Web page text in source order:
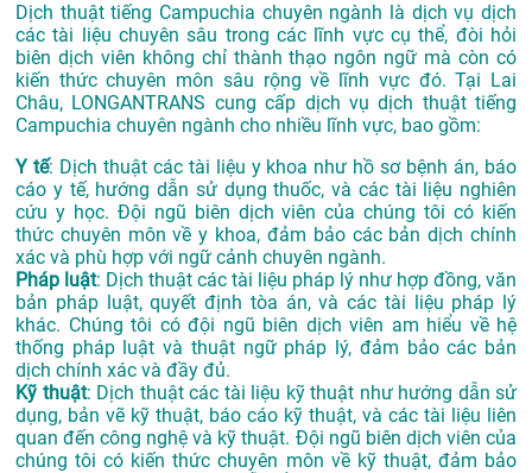
Dịch thuật tiếng Campuchia chuyên ngành là dịch vụ dịch
các tài liệu chuyên sâu trong các lĩnh vực cụ thể, đòi hỏi
biên dịch viên không chỉ thành thạo ngôn ngữ mà còn có
kiến thức chuyên môn sâu rộng về lĩnh vực đó. Tại Lai
Châu, LONGANTRANS cung cấp dịch vụ dịch thuật tiếng
Campuchia chuyên ngành cho nhiều lĩnh vực, bao gồm:
Y tế: Dịch thuật các tài liệu y khoa như hồ sơ bệnh án, báo
cáo y tế, hướng dẫn sử dụng thuốc, và các tài liệu nghiên
cứu y học. Đội ngũ biên dịch viên của chúng tôi có kiến
thức chuyên môn về y khoa, đảm bảo các bản dịch chính
xác và phù hợp với ngữ cảnh chuyên ngành.
Pháp luật: Dịch thuật các tài liệu pháp lý như hợp đồng, văn
bản pháp luật, quyết định tòa án, và các tài liệu pháp lý
khác. Chúng tôi có đội ngũ biên dịch viên am hiểu về hệ
thống pháp luật và thuật ngữ pháp lý, đảm bảo các bản
dịch chính xác và đầy đủ.
Kỹ thuật: Dịch thuật các tài liệu kỹ thuật như hướng dẫn sử
dụng, bản vẽ kỹ thuật, báo cáo kỹ thuật, và các tài liệu liên
quan đến công nghệ và kỹ thuật. Đội ngũ biên dịch viên của
chúng tôi có kiến thức chuyên môn về kỹ thuật, đảm bảo